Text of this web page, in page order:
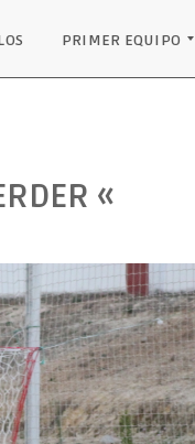
PRIMER EQUIPO
«